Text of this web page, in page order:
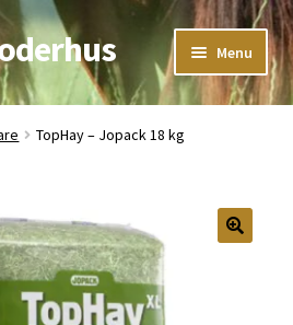
Menu
TopHay – Jopack 18 kg